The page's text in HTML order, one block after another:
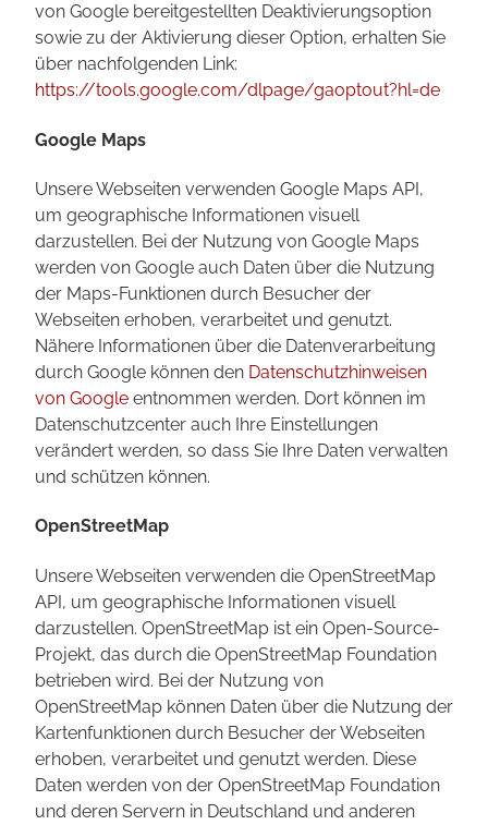
von Google bereitgestellten Deaktivierungsoption
sowie zu der Aktivierung dieser Option, erhalten Sie
über nachfolgenden Link:
https://tools.google.com/dlpage/gaoptout?hl=de
Google Maps
Unsere Webseiten verwenden Google Maps API,
um geographische Informationen visuell
darzustellen. Bei der Nutzung von Google Maps
werden von Google auch Daten über die Nutzung
der Maps-Funktionen durch Besucher der
Webseiten erhoben, verarbeitet und genutzt.
Nähere Informationen über die Datenverarbeitung
durch Google können den Datenschutzhinweisen
von Google entnommen werden. Dort können im
Datenschutzcenter auch Ihre Einstellungen
verändert werden, so dass Sie Ihre Daten verwalten
und schützen können.
OpenStreetMap
Unsere Webseiten verwenden die OpenStreetMap
API, um geographische Informationen visuell
darzustellen. OpenStreetMap ist ein Open-Source-
Projekt, das durch die OpenStreetMap Foundation
betrieben wird. Bei der Nutzung von
OpenStreetMap können Daten über die Nutzung der
Kartenfunktionen durch Besucher der Webseiten
erhoben, verarbeitet und genutzt werden. Diese
Daten werden von der OpenStreetMap Foundation
und deren Servern in Deutschland und anderen